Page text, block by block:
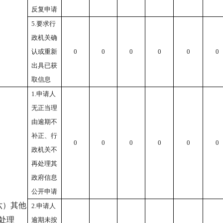
反复申请
5.要求行
政机关确
认或重新
出具已获
取信息
0 0 0 0 0 0
）其他
理
1.申请人
无正当理
由逾期不
补正、行
政机关不
再处理其
政府信息
公开申请
0 0 0 0 0 0
2.申请人
逾期未按